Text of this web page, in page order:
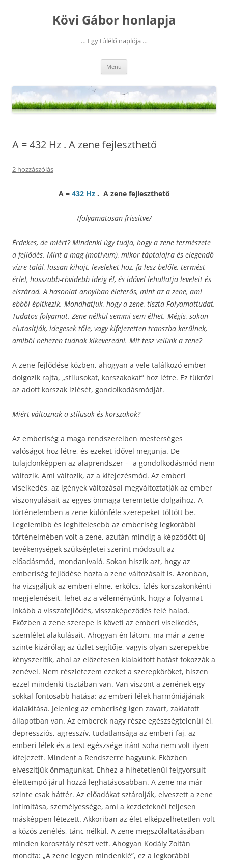
Kövi Gábor honlapja
… Egy túlélő naplója …
Menü
A = 432 Hz . A zene fejleszthető
2 hozzászólás
A = 432 Hz. A zene fejleszthető
/folyamatosan frissítve/
Érdekes, de miért? Mindenki úgy tudja, hogy a zene természete
a fejlődés. Mint a mag (motívum), mikor táptalajra és elegendő
vízre talál, lassan kihajt, leveleket hoz, fa lesz belőle, termést
érlel, hosszabb-rövidebb ideig él, és idővel lehullatja leveleit és
elszárad. A hasonlat annyiban életerős, mint az a zene, ami
ebből építkezik. Mondhatjuk, hogy a zene, tiszta Folyamattudat.
Tudatos folyamat. Zene nélkül semmi sem élhet. Mégis, sokan
elutasítják, idegesek tőle, vagy kifejezetten transzba kerülnek,
amiből nehezen tudnak kikeveredni. Mit tesz velünk a zene?
A zene fejlődése közben, ahogyan a vele találkozó ember
dolgozik rajta, „stílusokat, korszakokat” hoz létre. Ez tükrözi
az adott korszak ízlését, gondolkodásmódját.
Miért változnak a stílusok és korszakok?
Az emberiség a maga rendszereiben mesterséges
valóságot hoz létre, és ezeket idővel megunja. De
tulajdonképpen az alaprendszer – a gondolkodásmód nem
változik. Ami változik, az a kifejezésmód. Az emberi
viselkedés, az igények változásai megváltoztatják az ember
viszonyulásait az egyes önmaga teremtette dolgaihoz. A
történelemben a zene különféle szerepeket töltött be.
Legelemibb és leghitelesebb az emberiség legkorábbi
történelmében volt a zene, azután mindig a képződött új
tevékenységek szükségletei szerint módosult az
előadásmód, mondanivaló. Sokan hiszik azt, hogy az
emberiség fejlődése hozta a zene változásait is. Azonban,
ha vizsgáljuk az emberi elme, erkölcs, ízlés korszakonkénti
megjelenéseit, lehet az a véleményünk, hogy a folyamat
inkább a visszafejlődés, visszaképeződés felé halad.
Eközben a zene szerepe is követi az emberi viselkedés,
szemlélet alakulásait. Ahogyan én látom, ma már a zene
szinte kizárólag az üzlet segítője, vagyis olyan szerepekbe
kényszerítik, ahol az előzetesen kialakított hatást fokozzák a
zenével. Nem részletezem ezeket a szerepköröket, hiszen
ezzel mindenki tisztában van. Van viszont a zenének egy
sokkal fontosabb hatása: az emberi lélek harmóniájának
kialakítása. Jelenleg az emberiség igen zavart, zaklatott
állapotban van. Az emberek nagy része egészségtelenül él,
depressziós, agresszív, tudatlansága az emberi faj, az
emberi lélek és a test egészsége iránt soha nem volt ilyen
kifejezett. Mindent a Rendszerre hagyunk. Eközben
elveszítjük önmagunkat. Ehhez a hihetetlenül felgyorsult
élettempó járul hozzá leghatásosabban. A zene ma már
szinte csak háttér. Az előadókat sztárolják, elveszett a zene
intimitása, személyessége, ami a kezdeteknél teljesen
másképpen létezett. Akkoriban az élet elképzelhetetlen volt
a közös zenélés, tánc nélkül. A zene megszólaltatásában
minden korosztály részt vett. Ahogyan Kodály Zoltán
mondta: „A zene legyen mindenkié”, ez a legkorábbi